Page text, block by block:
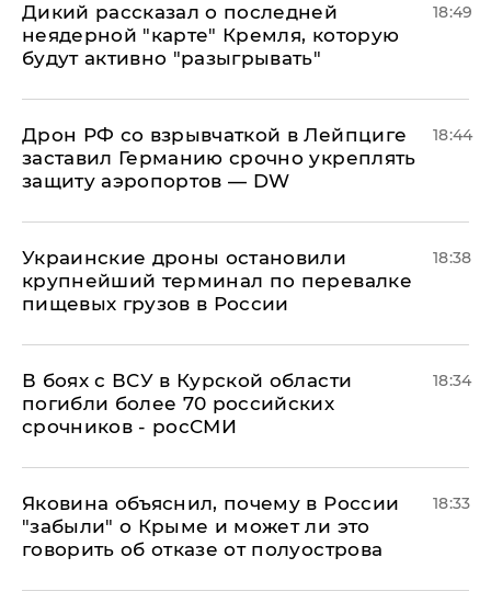
Дикий рассказал о последней
неядерной "карте" Кремля, которую
будут активно "разыгрывать"
18:49
​Дрон РФ со взрывчаткой в Лейпциге
заставил Германию срочно укреплять
защиту аэропортов — DW
18:44
Украинские дроны остановили
крупнейший терминал по перевалке
пищевых грузов в России
18:38
В боях с ВСУ в Курской области
погибли более 70 российских
срочников - росСМИ
18:34
Яковина объяснил, почему в России
"забыли" о Крыме и может ли это
говорить об отказе от полуострова
18:33